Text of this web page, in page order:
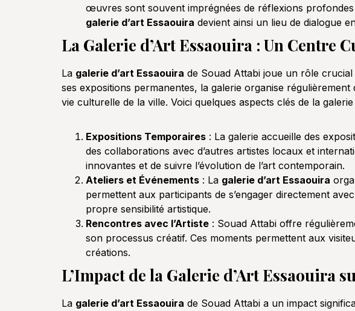
œuvres sont souvent imprégnées de réflexions
galerie d’art Essaouira devient ainsi un lieu de dialogue
La Galerie d’Art Essaouira : Un Centre
La galerie d’art Essaouira de Souad Attabi joue un rôle
ses expositions permanentes, la galerie organise
vie culturelle de la ville. Voici quelques aspects clés de la galerie
Expositions Temporaires : La galerie accueille des
des collaborations avec d’autres artistes locaux et
innovantes et de suivre l’évolution de l’art contemporain.
Ateliers et Événements : La galerie d’art Essaouira
permettent aux participants de s’engager directement
propre sensibilité artistique.
Rencontres avec l’Artiste : Souad Attabi offre
son processus créatif. Ces moments permettent aux
créations.
L’Impact de la Galerie d’Art Essaouira
La galerie d’art Essaouira de Souad Attabi a un impact